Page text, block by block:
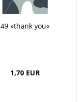
49 »thank you«
1,70 EUR